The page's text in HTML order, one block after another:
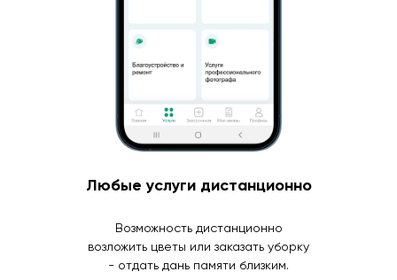
Любые услуги дистанционно
Возможность дистанционно
возложить цветы или заказать уборку
- отдать дань памяти близким.